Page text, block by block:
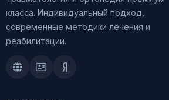
класса. Индивидуальный подход,
современные методики лечения и
реабилитации.
Doctu.ruПроДокторов
Яндекс.Здоровье